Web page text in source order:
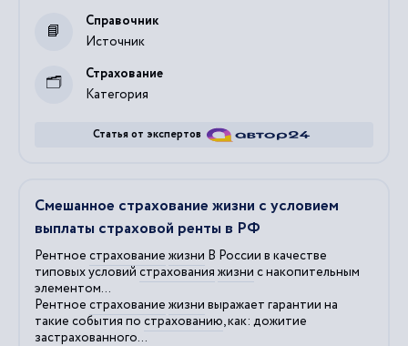
Источник
Справочник
Категория
Страхование
Статья от экспертов
Смешанное страхование жизни с условием
выплаты страховой ренты в РФ
Рентное страхование жизни В России в качестве
типовых условийстрахования жизни с накопительным
элементом...
Рентное страхование жизни выражает гарантии на
такие события пострахованию, как: дожитие
застрахованного...